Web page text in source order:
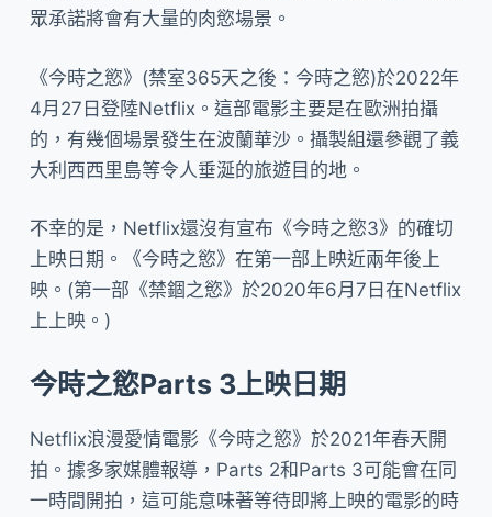
眾承諾將會有大量的肉慾場景。
《今時之慾》(禁室365天之後：今時之慾)於2022年
4月27日登陸Netflix。這部電影主要是在歐洲拍攝
的，有幾個場景發生在波蘭華沙。攝製組還參觀了義
大利西西里島等令人垂涎的旅遊目的地。
不幸的是，Netflix還沒有宣布《今時之慾3》的確切
上映日期。《今時之慾》在第一部上映近兩年後上
映。(第一部《禁錮之慾》於2020年6月7日在Netflix
上上映。)
今時之慾Parts 3上映日期
Netflix浪漫愛情電影《今時之慾》於2021年春天開
拍。據多家媒體報導，Parts 2和Parts 3可能會在同
一時間開拍，這可能意味著等待即將上映的電影的時